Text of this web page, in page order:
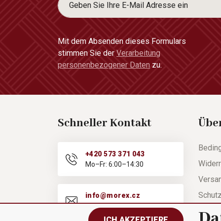
Mit dem Absenden dieses Formulars
stimmen Sie der Verarbeitung
personenbezogener Daten zu.
Schneller Kontakt
+420 573 371 043
Mo–Fr: 6:00–14:30
info@morex.cz
Mo–Fr: 6:00–14:30
Hilfe